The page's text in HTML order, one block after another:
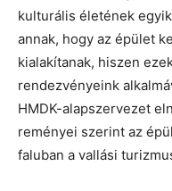
kulturális életének
annak, hogy az épület
kialakítanak, hiszen
rendezvényeink
HMDK-alapszervezet
reményei szerint az
faluban a vallási